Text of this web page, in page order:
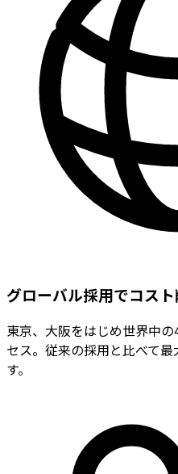
グローバル採用でコス
東京、大阪をはじめ世界中
セス。従来の採用と比べて
す。